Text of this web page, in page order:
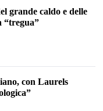
grande caldo e delle
“tregua”
con Laurels